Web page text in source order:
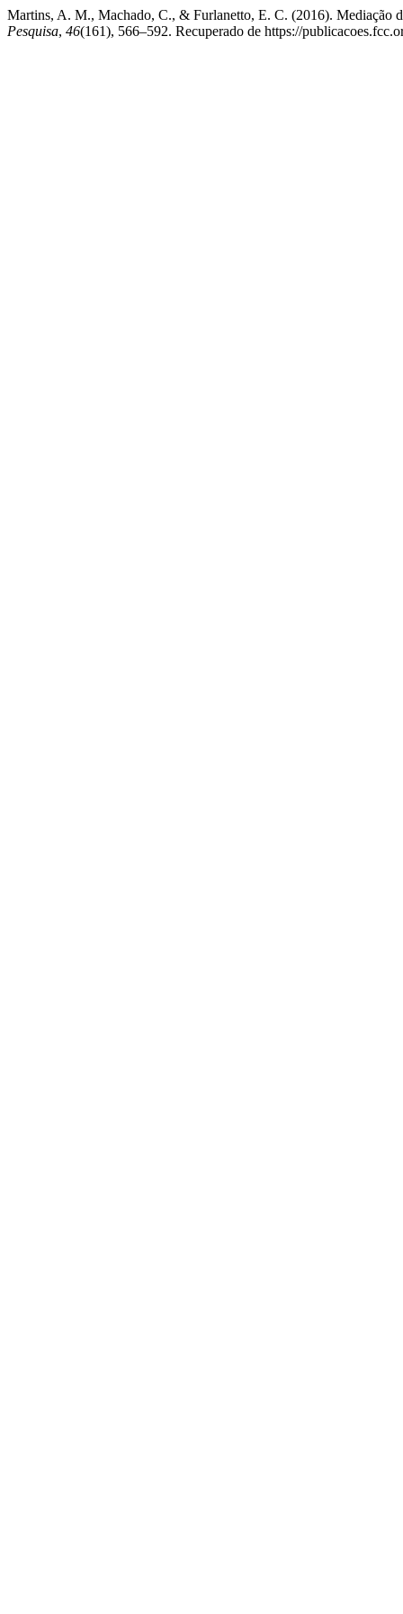
Martins, A. M., Machado, C., & Furlanetto, E. C. (2016). Mediação
Pesquisa, 46(161), 566–592. Recuperado de https://